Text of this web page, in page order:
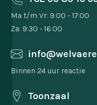
Ma t/m Vr: 9:00 - 17:00
Za: 9:30 - 16:00
Binnen 24 uur reactie
Toonzaal